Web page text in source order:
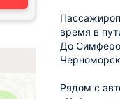
время в
До
Рядом с